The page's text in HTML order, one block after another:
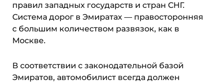
правил западных государств и стран СНГ.
Система дорог в Эмиратах — правосторонняя
с большим количеством развязок, как в
Москве.
В соответствии с законодательной базой
Эмиратов, автомобилист всегда должен